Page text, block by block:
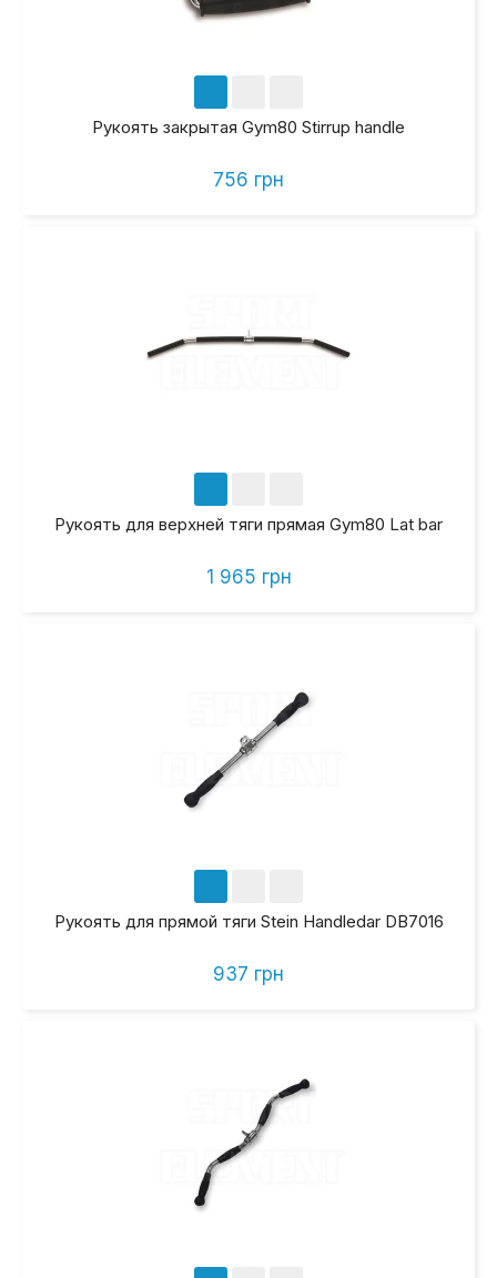
Рукоять закрытая Gym80 Stirrup handle
756 грн
Рукоять для верхней тяги прямая Gym80 Lat bar
1 965 грн
Рукоять для прямой тяги Stein Handledar DB7016
937 грн